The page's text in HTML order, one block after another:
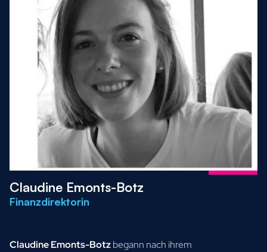
Claudine Emonts-Botz
Finanzdirektorin
Claudine Emonts-Botzbegann nach ihrem